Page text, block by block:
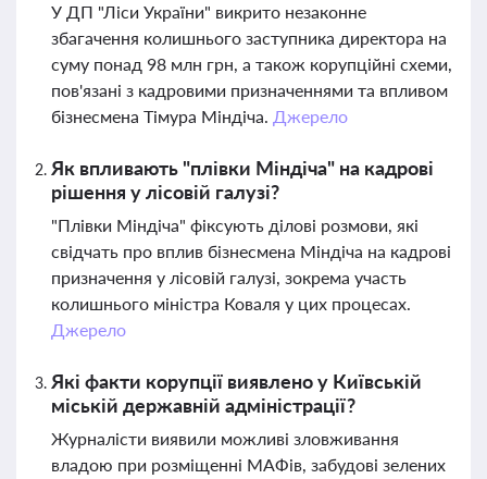
У ДП "Ліси України" викрито незаконне
збагачення колишнього заступника директора на
суму понад 98 млн грн, а також корупційні схеми,
пов'язані з кадровими призначеннями та впливом
бізнесмена Тімура Міндіча. Джерело
Як впливають "плівки Міндіча" на кадрові
рішення у лісовій галузі?
"Плівки Міндіча" фіксують ділові розмови, які
свідчать про вплив бізнесмена Міндіча на кадрові
призначення у лісовій галузі, зокрема участь
колишнього міністра Коваля у цих процесах.
Джерело
Які факти корупції виявлено у Київській
міській державній адміністрації?
Журналісти виявили можливі зловживання
владою при розміщенні МАФів, забудові зелених